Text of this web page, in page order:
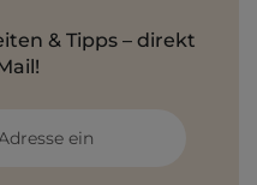
& Tipps – direkt
ein